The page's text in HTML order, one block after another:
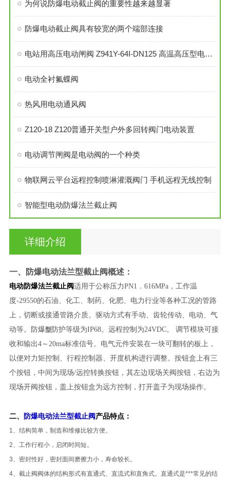
为何说防爆电动截止阀的重要性越来越显著
防爆电动截止阀具有较宽的两个端部连接
电站用高压电动闸阀 Z941Y-64I-DN125 高温高压型电动闸阀
电动全衬氟蝶阀
热风用电动通风阀
Z120-18 Z120普通开关型户外多回转阀门电动装置
电动调节闸阀是电动阀的一个种类
物联网云平台远程控制喷淋灌溉阀门 手机远程无线控制
智能型电动防爆法兰截止阀
详细介绍
一、 防爆电动法兰型截止阀概述：
电动防爆法兰截止阀适用于公称压力PN1．616MPa，工作温
度-29550的石油、化工、制药、化肥、电力行业等各种工况的管路
上，切断或接通管路介质。驱动方式有手动、齿轮传动、电动、气
动等。防爆型防护等级为IP68。远程控制为24VDC。 调节模块可接
收和输出4～20ma标准信号。电气元件安装在一块可翻转的板上，
以便对力矩控制、行程控制器、开度机构进行调整。按钮盒上有三
个按钮，中间为现场/远控转换按钮，其左边现场关阀按钮，右边为
现场开阀按钮，盖上按钮盒为远方控制，打开盖子为现场操作。
二、 防爆电动法兰型截止阀产品特点：
1、结构简单，制造和维修比较方便。
2、工作行程小，启闭时间短。
3、密封性好，密封面间磨擦力小，寿命较长。
4、截止阀阀体的结构形式有直通式、直流式和直角式。直通式是***常见的结